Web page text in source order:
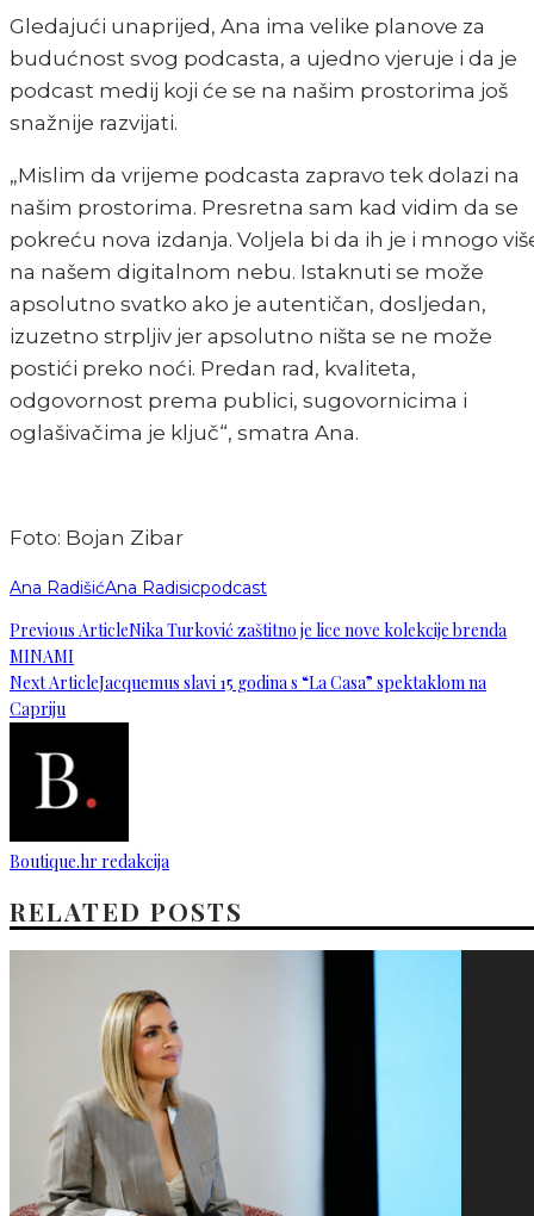
Gledajući unaprijed, Ana ima velike planove za
budućnost svog podcasta, a ujedno vjeruje i da je
podcast medij koji će se na našim prostorima još
snažnije razvijati.
„Mislim da vrijeme podcasta zapravo tek dolazi na
našim prostorima. Presretna sam kad vidim da se
pokreću nova izdanja. Voljela bi da ih je i mnogo
na našem digitalnom nebu. Istaknuti se može
apsolutno svatko ako je autentičan, dosljedan,
izuzetno strpljiv jer apsolutno ništa se ne može
postići preko noći. Predan rad, kvaliteta,
odgovornost prema publici, sugovornicima i
oglašivačima je ključ“, smatra Ana.
Foto: Bojan Zibar
Ana RadišićAna Radisicpodcast
Previous ArticleNika Turković zaštitno je lice nove kolekcije brenda
MINAMI
Next ArticleJacquemus slavi 15 godina s “La Casa” spektaklom na
Capriju
Boutique.hr redakcija
RELATED POSTS